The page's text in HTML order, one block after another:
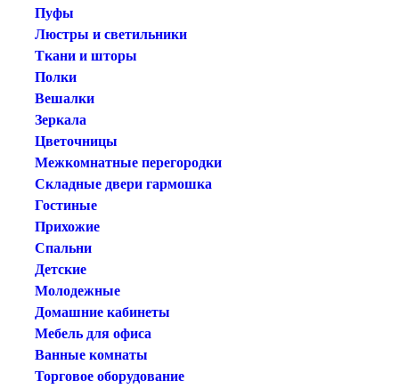
Пуфы
Люстры и светильники
Ткани и шторы
Полки
Вешалки
Зеркала
Цветочницы
Межкомнатные перегородки
Складные двери гармошка
Гостиные
Прихожие
Спальни
Детские
Молодежные
Домашние кабинеты
Мебель для офиса
Ванные комнаты
Торговое оборудование